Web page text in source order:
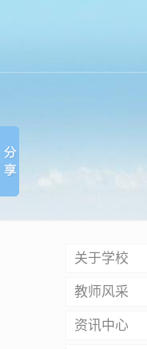
关于学校
教师风采
资讯中心